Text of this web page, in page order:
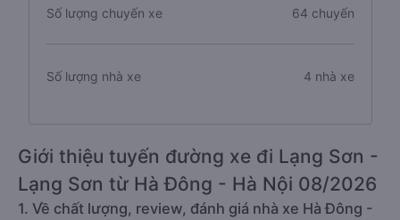
Số lượng chuyến xe 64 chuyến
Số lượng nhà xe 4 nhà xe
Giới thiệu tuyến đường xe đi Lạng Sơn -
Lạng Sơn từ Hà Đông - Hà Nội 08/2026
1. Về chất lượng, review, đánh giá nhà xe Hà Đông -